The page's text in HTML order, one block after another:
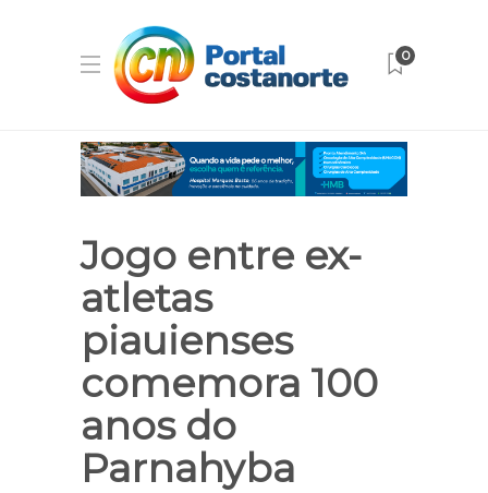
0
Jogo entre ex-
atletas
piauienses
comemora 100
anos do
Parnahyba